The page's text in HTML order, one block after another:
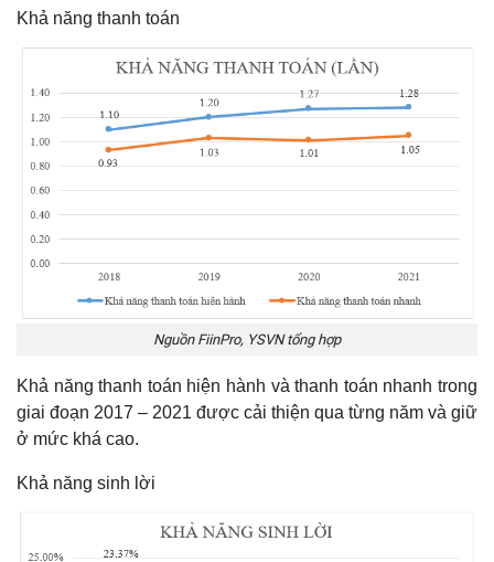
Khả năng thanh toán
Nguồn FiinPro, YSVN tổng hợp
Khả năng thanh toán hiện hành và thanh toán nhanh trong
giai đoạn 2017 – 2021 được cải thiện qua từng năm và giữ
ở mức khá cao.
Khả năng sinh lời